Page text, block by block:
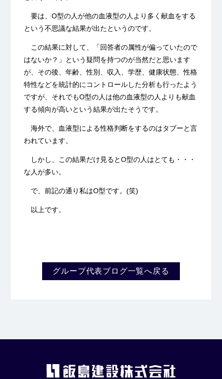
要は、O型の人が他の血液型の人より多く献血をする
という不思議な結果が出たというのです。
この結果に対して、「回答者の属性が偏っていたので
はないか？」という疑問を持つのが当然だと思います
が、その後、年齢、性別、収入、学歴、健康状態、性格
特性などを統計的にコントロールした分析も行ったよう
ですが、それでもO型の人は他の血液型の人よりも献血
する傾向が高いという結果が出たそうです。
海外で、血液型による性格判断をするのはタブーと言
われています。
しかし、この結果だけ見るとO型の人はとても・・・
な人が多い。
で、前記の通り私はO型です。(笑)
以上です。
グループ代表ブログ一覧へ戻る